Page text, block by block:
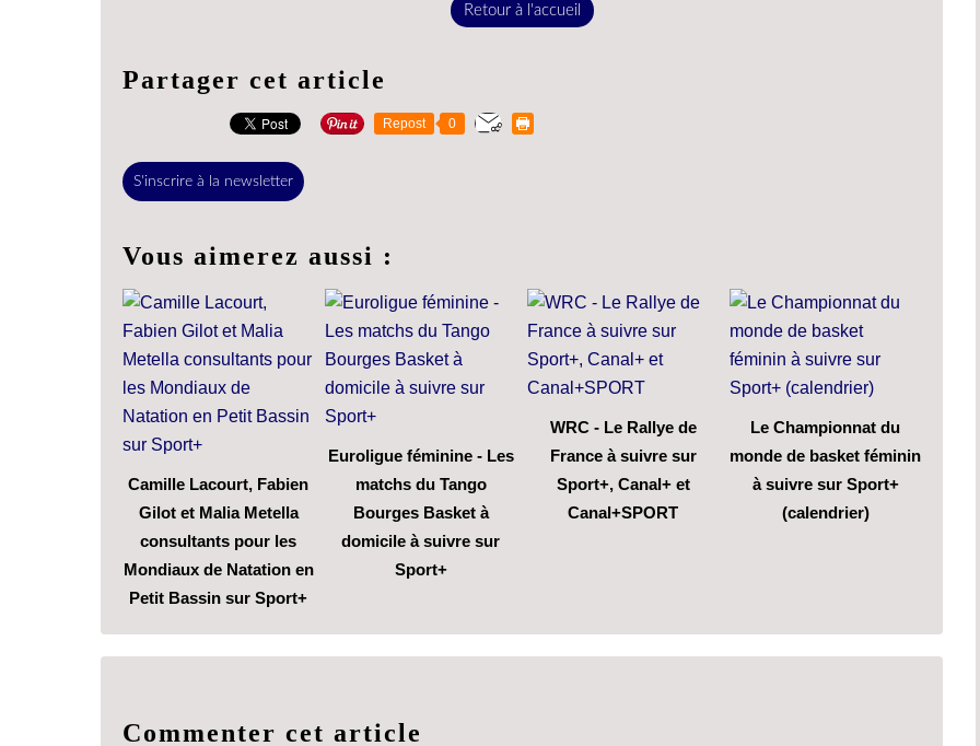
Retour à l'accueil
Partager cet article
Repost 0
S'inscrire à la newsletter
Vous aimerez aussi :
Camille Lacourt, Fabien
Gilot et Malia Metella
consultants pour les
Mondiaux de Natation en
Petit Bassin sur Sport+
Euroligue féminine - Les
matchs du Tango
Bourges Basket à
domicile à suivre sur
Sport+
WRC - Le Rallye de
France à suivre sur
Sport+, Canal+ et
Canal+SPORT
Le Championnat du
monde de basket féminin
à suivre sur Sport+
(calendrier)
Commenter cet article